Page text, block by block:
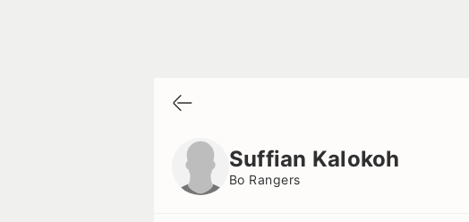
Suffian Kalokoh
Bo Rangers